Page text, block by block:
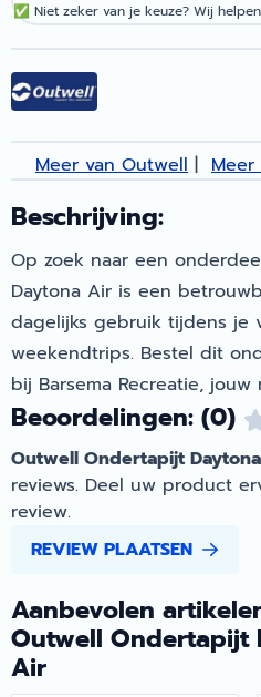
✅ Niet zeker van je keuze? Wij
Meer van Outwell |
Beschrijving:
Op zoek naar een
Daytona Air is een
dagelijks gebruik tijdens je
weekendtrips. Bestel dit
bij Barsema Recreatie,
Beoordelingen: (0)
Outwell Ondertapijt
reviews. Deel uw product
review.
REVIEW PLAATSEN
Aanbevolen
Outwell Ondertapijt
Air